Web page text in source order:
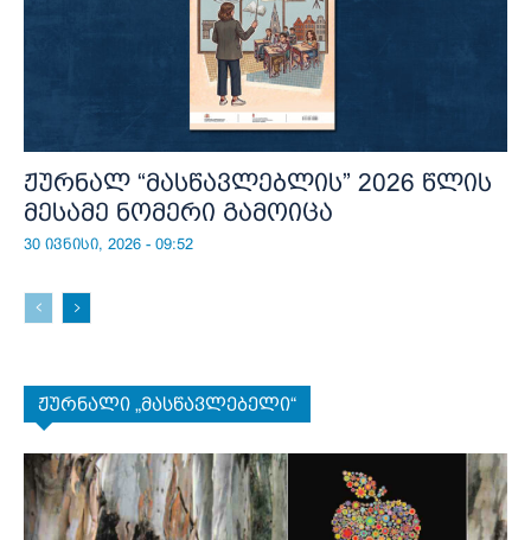
ჟურნალ “მასწავლებლის” 2026 წლის
მესამე ნომერი გამოიცა
30 ივნისი, 2026 - 09:52
ჟურნალი „მასწავლებელი“